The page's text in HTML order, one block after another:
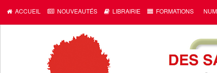
ACCUEIL NOUVEAUTÉS LIBRAIRIE FORMATIONS